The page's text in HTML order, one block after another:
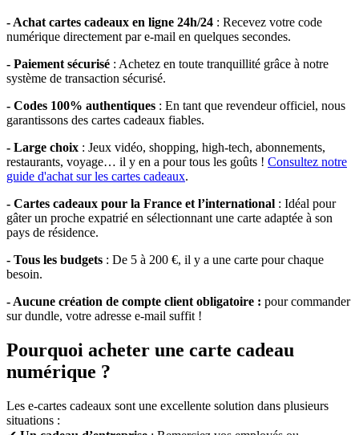
- Achat cartes cadeaux en ligne 24h/24 : Recevez votre code
numérique directement par e-mail en quelques secondes.
- Paiement sécurisé : Achetez en toute tranquillité grâce à notre
système de transaction sécurisé.
- Codes 100% authentiques : En tant que revendeur officiel, nous
garantissons des cartes cadeaux fiables.
- Large choix : Jeux vidéo, shopping, high-tech, abonnements,
restaurants, voyage… il y en a pour tous les goûts ! Consultez notre
guide d'achat sur les cartes cadeaux.
- Cartes cadeaux pour la France et l’international : Idéal pour
gâter un proche expatrié en sélectionnant une carte adaptée à son
pays de résidence.
- Tous les budgets : De 5 à 200 €, il y a une carte pour chaque
besoin.
- Aucune création de compte client obligatoire : pour commander
sur dundle, votre adresse e-mail suffit !
Pourquoi acheter une carte cadeau
numérique ?
Les e-cartes cadeaux sont une excellente solution dans plusieurs
situations :